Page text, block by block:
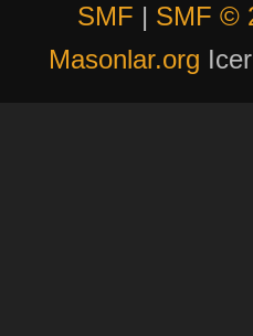
SMF | SMF ©
Masonlar.org